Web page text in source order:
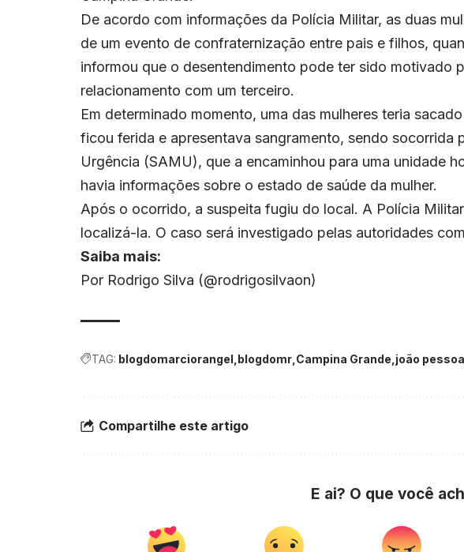
De acordo com informações da Polícia Militar, as duas
de um evento de confraternização entre pais e filhos,
informou que o desentendimento pode ter sido motivado
relacionamento com um terceiro.
Em determinado momento, uma das mulheres teria
ficou ferida e apresentava sangramento, sendo socorrida
Urgência (SAMU), que a encaminhou para uma unidade
havia informações sobre o estado de saúde da mulher.
Após o ocorrido, a suspeita fugiu do local. A Polícia
localizá-la. O caso será investigado pelas autoridades
Saiba mais:
Por Rodrigo Silva (@rodrigosilvaon)
TAG: blogdomarciorangel blogdomr Campina Grande joão pessoa
Compartilhe este artigo
E ai? O que você